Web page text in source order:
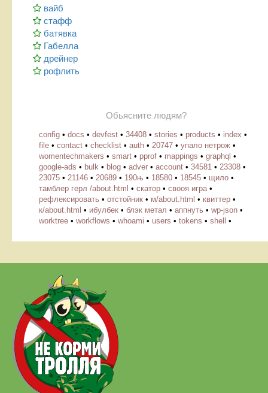
вайб
стафф
батявка
Габелла
дрейнер
рофлить
Обьясните людям?
config • docs • devfest • 34408 • stories • products • index •
file • contact • checklist • auth • 20747 • упало нетрож •
womentechmakers • smart • pprof • mappings • graphql •
google-ads • bulk • blog • adver • account • 34581 • 23308 •
23075 • 21146 • 20689 • 190њ • 18580 • 18545 • щило •
тамблер герл /about.html • скатор • свооя игра •
рефлексировать • отстойник • м/about.html • квиттер •
к/about.html • ибулбек • блэк метал • аппнуть • wp-json •
worktree • workflows • whoami • users • tokens • shell •